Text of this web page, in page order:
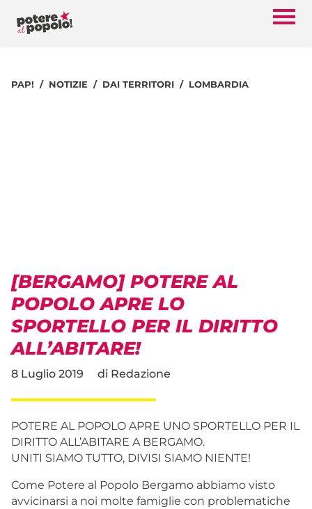
PAP! NOTIZIE DAI TERRITORI LOMBARDIA
[BERGAMO] POTERE AL
POPOLO APRE LO
SPORTELLO PER IL DIRITTO
ALL’ABITARE!
8 Luglio 2019 di Redazione
POTERE AL POPOLO APRE UNO SPORTELLO PER IL
DIRITTO ALL’ABITARE A BERGAMO.
UNITI SIAMO TUTTO, DIVISI SIAMO NIENTE!
Come Potere al Popolo Bergamo abbiamo visto
avvicinarsi a noi molte famiglie con problematiche